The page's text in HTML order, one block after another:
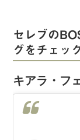
セレブの
グをチェッ
キアラ・フ